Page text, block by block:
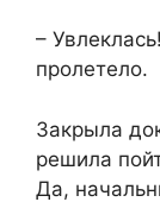
–
пролетело.
Закрыла
решила
Да,